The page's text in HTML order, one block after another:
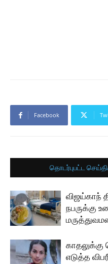
Facebook
தொடர்புபட்ட
விஜய்காந்
நபருக்கு
காதலுக்கு
எடுத்த